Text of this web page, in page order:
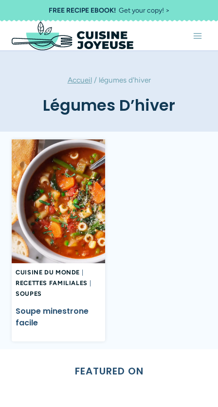
au
contenu
FREE RECIPE EBOOK!Get your copy! >
Accueil / légumes d'hiver
Légumes D’hiver
CUISINE DU MONDE
RECETTES FAMILIALES
SOUPES
Soupe minestrone
facile
FEATURED ON